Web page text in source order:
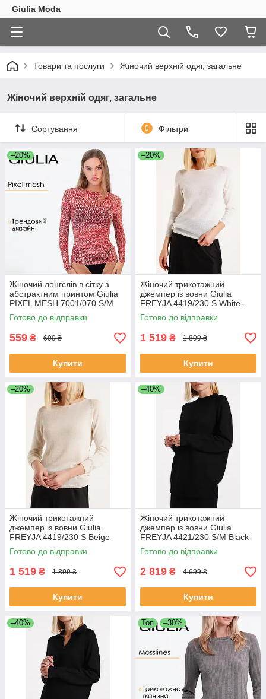
Giulia Moda
Товари та послуги Жіночий верхній одяг, загальне
Жіночий верхній одяг, загальне
Сортування 0 Фільтри
–20%
Жіночий лонгслів в сітку з
абстрактним принтом Giulia
PIXEL MESH 7001/070 S/M
Pink-carnation pink,
напівпрозорий лонгслів
Готово до відправки
559 ₴ 699 ₴
Купити
–20%
Жіночий трикотажний
джемпер із вовни Giulia
FREYJA 4419/230 S White-
white
Готово до відправки
1 519 ₴ 1 899 ₴
Купити
–20%
Жіночий трикотажний
джемпер із вовни Giulia
FREYJA 4419/230 S Beige-
beige
Готово до відправки
1 519 ₴ 1 899 ₴
Купити
–40%
Жіночий трикотажний
джемпер із вовни Giulia
FREYJA 4421/230 S/M Black-
black
Готово до відправки
2 819 ₴ 4 699 ₴
Купити
–40% Топ –30%